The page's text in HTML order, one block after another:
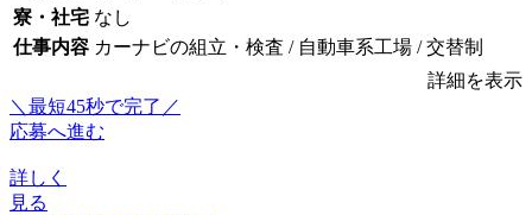
寮・社宅 なし
仕事内容 カーナビの組立・検査 / 自動車系工場 / 交替制
詳細を表示
＼最短45秒で完了／
応募へ進む
詳しく
見る